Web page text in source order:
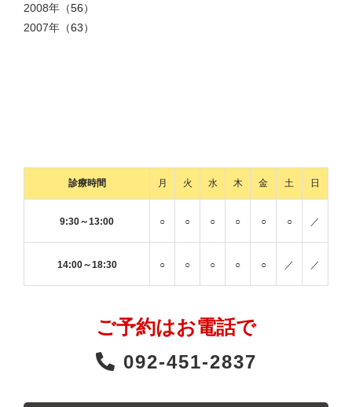
2008年 （56）
2007年 （63）
診療時間 月 火 水 木 金 土 日
9:30～13:00 ○ ○ ○ ○ ○ ○ ／
14:00～18:30 ○ ○ ○ ○ ○ ／ ／
ご予約はお電話で
092-451-2837